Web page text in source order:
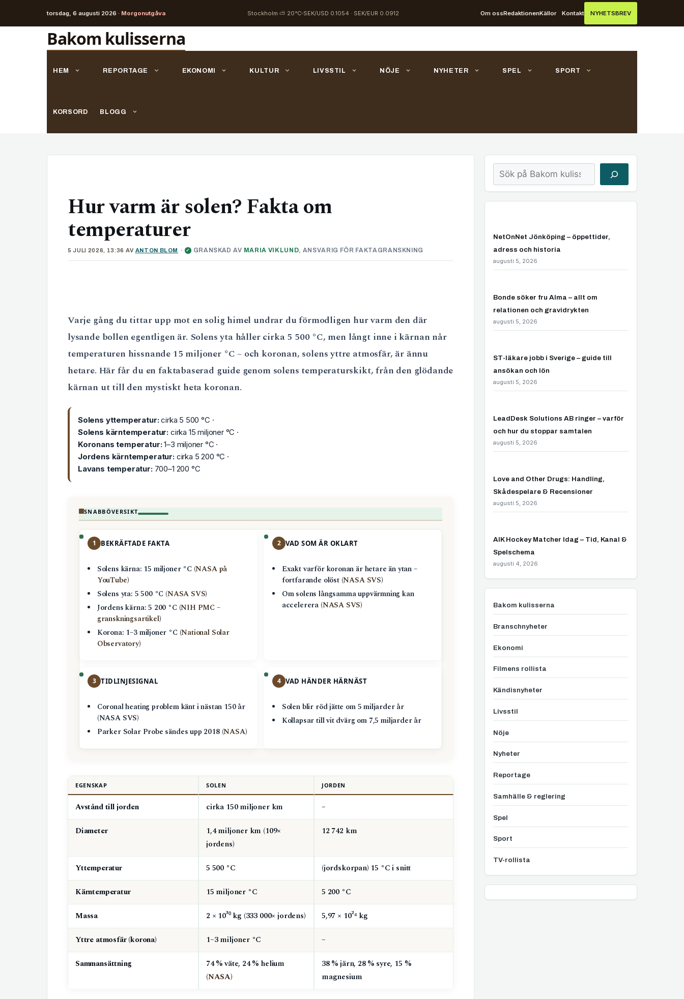
torsdag, 6 augusti 2026 · Morgonutgåva Stockholm ⛅ 20°C SEK/USD 0.1054 · SEK/EUR 0.0912 Om ossRedaktionenKällor Kontakt NYHETSBREV
Bakom kulisserna
HEM REPORTAGE EKONOMI KULTUR LIVSSTIL NÖJE NYHETER SPEL SPORT
KORSORD BLOGG
Hur varm är solen? Fakta om
temperaturer
5 JULI 2026, 13:36 AV ANTON BLOM · ✓ GRANSKAD AV MARIA VIKLUND, ANSVARIG FÖR FAKTAGRANSKNING
Varje gång du tittar upp mot en solig himel undrar du förmodligen hur varm den där
lysande bollen egentligen är. Solens yta håller cirka 5 500 °C, men långt inne i kärnan når
temperaturen hissnande 15 miljoner °C – och koronan, solens yttre atmosfär, är ännu
hetare. Här får du en faktabaserad guide genom solens temperaturskikt, från den glödande
kärnan ut till den mystiskt heta koronan.
Solens yttemperatur:cirka 5 500 °C ·
Solens kärntemperatur: cirka 15 miljoner °C ·
Koronans temperatur:1–3 miljoner °C ·
Jordens kärntemperatur:cirka 5 200 °C ·
Lavans temperatur:700–1 200 °C
SNABBÖVERSIKT
1 BEKRÄFTADE FAKTA
Solens kärna: 15 miljoner °C (NASA på
YouTube)
Solens yta: 5 500 °C (NASA SVS)
Jordens kärna: 5 200 °C (NIH PMC –
granskningsartikel)
Korona: 1–3 miljoner °C (National Solar
Observatory)
2 VAD SOM ÄR OKLART
Exakt varför koronan är hetare än ytan –
fortfarande olöst (NASA SVS)
Om solens långsamma uppvärmning kan
accelerera (NASA SVS)
3 TIDLINJESIGNAL
Coronal heating problem känt i nästan 150 år
(NASA SVS)
Parker Solar Probe sändes upp 2018 (NASA)
4 VAD HÄNDER HÄRNÄST
Solen blir röd jätte om 5 miljarder år
Kollapsar till vit dvärg om 7,5 miljarder år
EGENSKAP SOLEN JORDEN
Avstånd till jorden cirka 150 miljoner km –
Diameter
1,4 miljoner km (109×
jordens)
12 742 km
Yttemperatur 5 500 °C (jordskorpan) 15 °C i snitt
Kärntemperatur 15 miljoner °C 5 200 °C
Massa 2 × 10³⁰ kg (333 000× jordens) 5,97 × 10²⁴ kg
Yttre atmosfär (korona) 1–3 miljoner °C –
Sammansättning
74 % väte, 24 % helium
(NASA)
38 % järn, 28 % syre, 15 %
magnesium
Sök
NetOnNet Jönköping – öppettider,
adress och historia
augusti 5, 2026
Bonde söker fru Alma – allt om
relationen och gravidrykten
augusti 5, 2026
ST-läkare jobb i Sverige – guide till
ansökan och lön
augusti 5, 2026
LeadDesk Solutions AB ringer – varför
och hur du stoppar samtalen
augusti 5, 2026
Love and Other Drugs: Handling,
Skådespelare & Recensioner
augusti 5, 2026
AIK Hockey Matcher Idag – Tid, Kanal &
Spelschema
augusti 4, 2026
Bakom kulisserna
Branschnyheter
Ekonomi
Filmens rollista
Kändisnyheter
Livsstil
Nöje
Nyheter
Reportage
Samhälle & reglering
Spel
Sport
TV-rollista